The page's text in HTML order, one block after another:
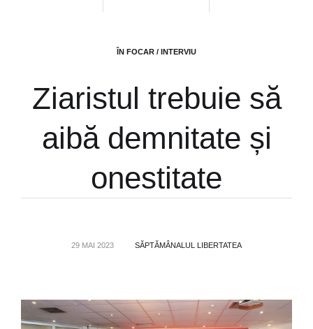
ÎN FOCAR / INTERVIU
Ziaristul trebuie să
aibă demnitate și
onestitate
29 MAI 2023 SĂPTĂMÂNALUL LIBERTATEA